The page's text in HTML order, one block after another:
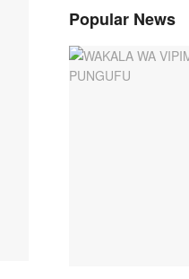
Popular News